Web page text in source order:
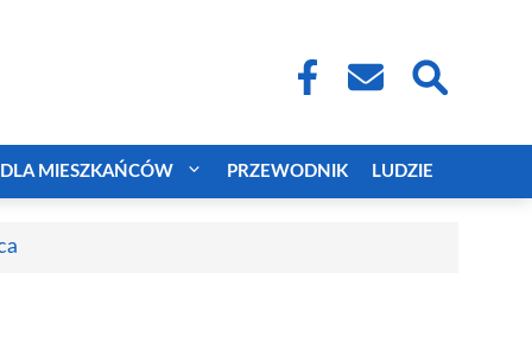
DLA MIESZKAŃCÓW PRZEWODNIK LUDZIE